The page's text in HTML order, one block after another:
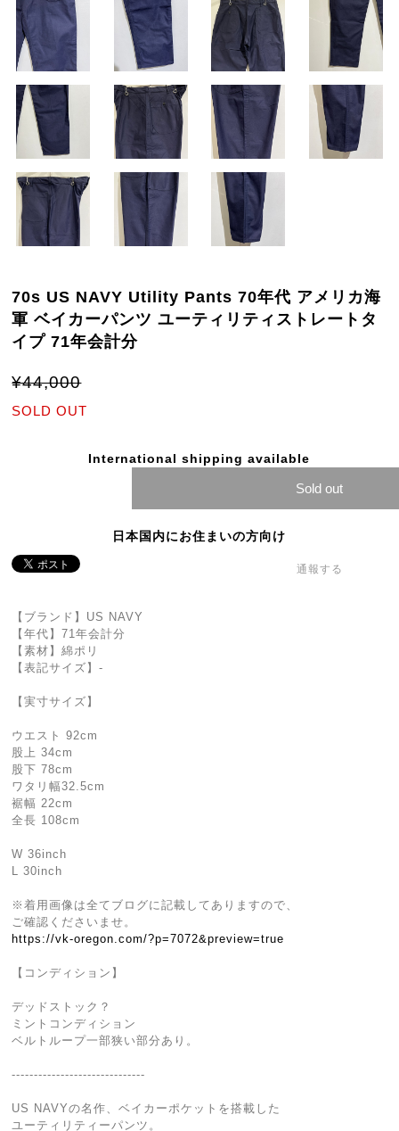
70s US NAVY Utility Pants 70年代 アメリカ海
軍 ベイカーパンツ ユーティリティストレートタ
イプ 71年会計分
¥44,000
SOLD OUT
International shipping available
Sold out
日本国内にお住まいの方向け
通報する
【ブランド】US NAVY
【年代】71年会計分
【素材】綿ポリ
【表記サイズ】-
【実寸サイズ】
ウエスト 92cm
股上 34cm
股下 78cm
ワタリ幅32.5cm
裾幅 22cm
全長 108cm
W 36inch
L 30inch
※着用画像は全てブログに記載してありますので、
ご確認くださいませ。
https://vk-oregon.com/?p=7072&preview=true
【コンディション】
デッドストック？
ミントコンディション
ベルトループ一部狭い部分あり。
------------------------------
US NAVYの名作、ベイカーポケットを搭載した
ユーティリティーパンツ。